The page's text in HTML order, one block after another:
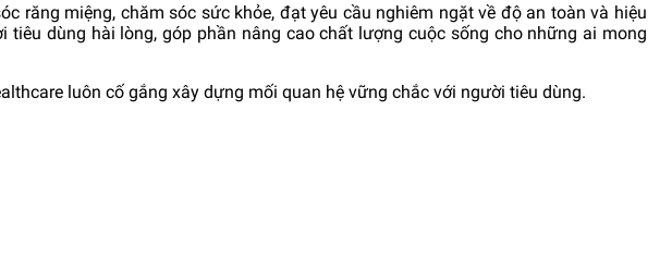
răng miệng, chăm sóc sức khỏe, đạt yêu cầu nghiêm ngặt về độ an toàn và hiệu
dùng hài lòng, góp phần nâng cao chất lượng cuộc sống cho những ai mong
luôn cố gắng xây dựng mối quan hệ vững chắc với người tiêu dùng.